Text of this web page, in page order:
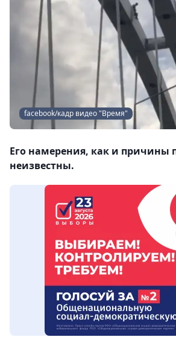
facebook/кадр видео "Время"
Его намерения, как и причины
неизвестны.